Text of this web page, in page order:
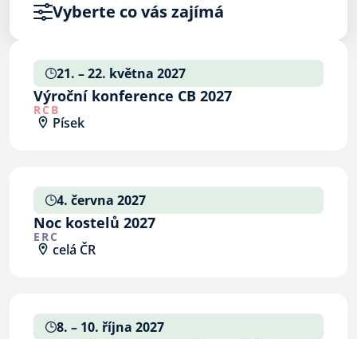
Vyberte co vás zajímá
21. – 22. května 2027
Výroční konference CB 2027
RCB
Písek
4. června 2027
Noc kostelů 2027
ERC
celá ČR
8. – 10. října 2027